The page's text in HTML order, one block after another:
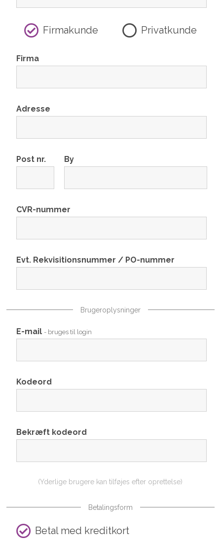
Firmakunde Privatkunde
Firma
Adresse
Post nr. By
CVR-nummer
Evt. Rekvisitionsnummer / PO-nummer
Brugeroplysninger
E-mail - bruges til login
Kodeord
Bekræft kodeord
(Yderlige brugere kan tilføjes efter oprettelse)
Betalingsform
Betal med kreditkort